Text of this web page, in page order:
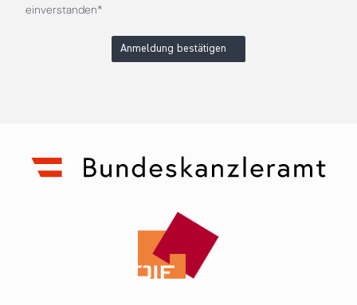
einverstanden*
Anmeldung bestätigen